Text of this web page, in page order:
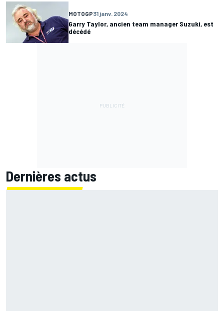
MOTOGP31 janv. 2024
Garry Taylor, ancien team manager Suzuki, est
décédé
Dernières actus